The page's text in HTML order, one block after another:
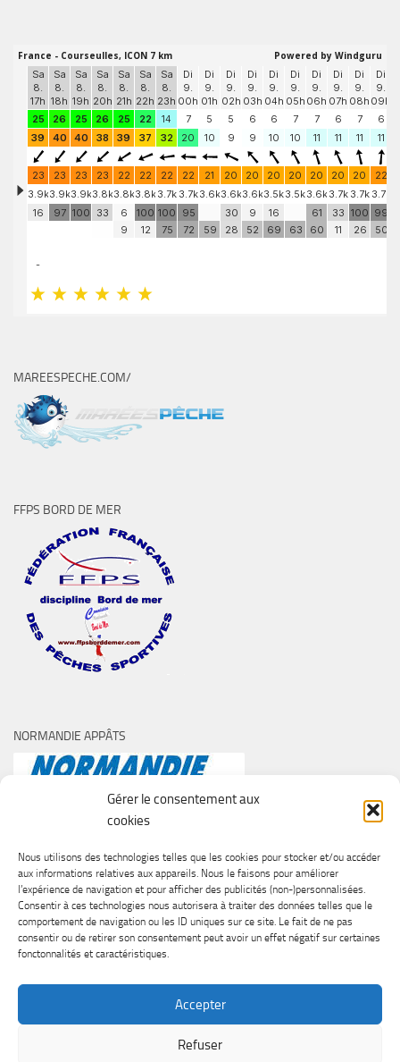
Gérer le consentement aux
cookies
Nous utilisons des technologies telles que les cookies pour stocker et/ou accéder
aux informations relatives aux appareils. Nous le faisons pour améliorer
l’expérience de navigation et pour afficher des publicités (non-)personnalisées.
Consentir à ces technologies nous autorisera à traiter des données telles que le
comportement de navigation ou les ID uniques sur ce site. Le fait de ne pas
consentir ou de retirer son consentement peut avoir un effet négatif sur certaines
fonctonnalités et caractéristiques.
Accepter
Refuser
MAREESPECHE.COM/
FFPS BORD DE MER
NORMANDIE APPÂTS